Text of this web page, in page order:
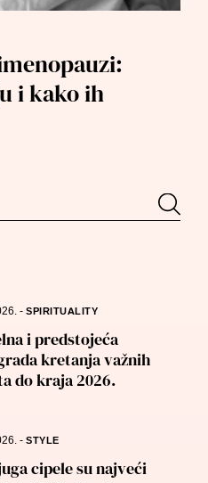
i kako ih
-SPIRITUALITY
i predstojeća
kretanja važnih
do kraja 2026.
-STYLE
cipele su najveći